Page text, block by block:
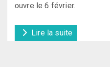
ouvre le 6 février.
Lire la suite